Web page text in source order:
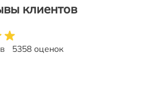
клиентов
5358 оценок